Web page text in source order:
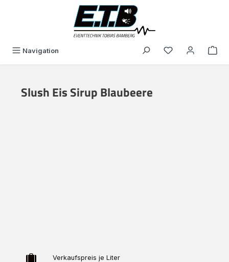
Navigation You have 0
Slush Eis Sirup Blaubeere
Verkaufspreis je Liter